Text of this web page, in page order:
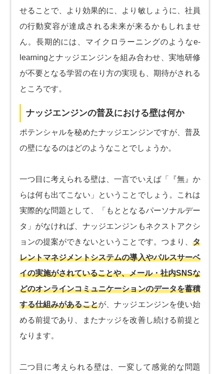
せることで、より効果的に、より敏しょうに、社員
の行動変容が達成される未来が来るかもしれませ
ん。長期的には、マイクロラーニングのようなe-
learningとナッジエンジンを組み合わせ、実地研修
が不要となる学習の在り方の実現も、期待がされる
ところです。
ナッジエンジンの普及における壁は何か
ポテンシャルを秘めたナッジエンジンですが、普及
の壁になるのはどのようなことでしょうか。
一つ目に考えられる壁は、一言でいえば「『無』か
らは何も出てこない」ということでしょう。これは
実際的な問題として、「もととなるパーソナルデー
タ」がなければ、ナッジエンジンもネクストアクシ
ョンの提案ができないということです。つまり、タ
レントマネジメントシステムの導入やパルスサーベ
イの実施がされていることや、メール・社内SNSな
どのオンラインコミュニケーションのデータを蓄積
する仕組みがあることが、ナッジエンジンを使い始
める前提であり、またナッジを改善し続ける前提と
なります。
二つ目に考えられる壁は、一変して感覚的な問題